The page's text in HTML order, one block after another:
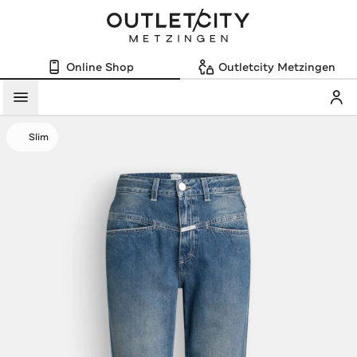
Online Shop Outletcity Metzingen
Menü
Slim